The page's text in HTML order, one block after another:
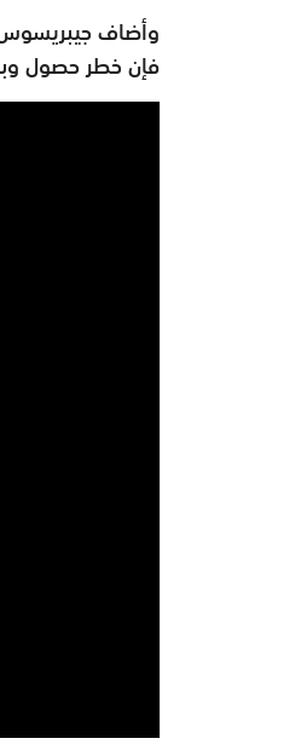
وأضاف
فإن خطر حصول